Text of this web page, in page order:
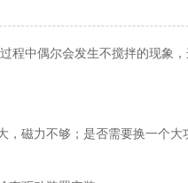
程中偶尔会发生不搅拌的现象
磁力不够；是否需要换一个大